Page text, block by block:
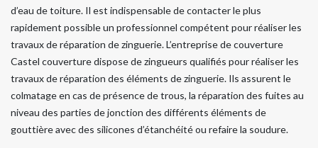
d’eau de toiture. Il est indispensable de contacter le plus
rapidement possible un professionnel compétent pour réaliser les
travaux de réparation de zinguerie. L’entreprise de couverture
Castel couverture dispose de zingueurs qualifiés pour réaliser les
travaux de réparation des éléments de zinguerie. Ils assurent le
colmatage en cas de présence de trous, la réparation des fuites au
niveau des parties de jonction des différents éléments de
gouttière avec des silicones d’étanchéité ou refaire la soudure.